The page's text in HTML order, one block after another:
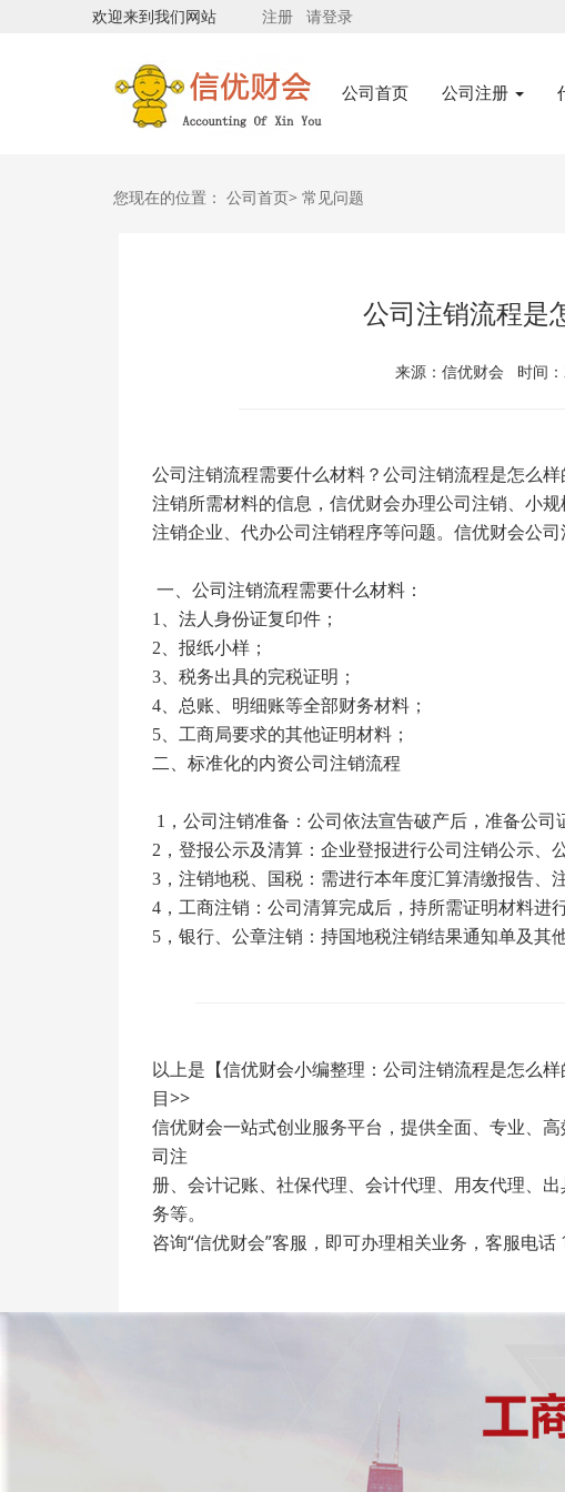
欢迎来到我们网站 注册 请登录
公司首页 公司注册
您现在的位置： 公司首页> 常见问题
公司注销流程是
来源：信优财会 时间
公司注销流程需要什么材料？公司注销流程是怎么
注销所需材料的信息，信优财会办理公司注销、小
注销企业、代办公司注销程序等问题。信优财会公司
一、公司注销流程需要什么材料：
1
、法人身份证复印件；
2 、报纸小样；
3 、税务出具的完税证明；
4 、总账、明细账等全部财务材料；
5 、工商局要求的其他证明材料；
二、标准化的内资公司注销流程
1 ，公司注销准备：公司依法宣告破产后，准备公司
2 ，登报公示及清算：企业登报进行公司注销公示、
3 ，注销地税、国税：需进行本年度汇算清缴报告、
4 ，工商注销：公司清算完成后，持所需证明材料进
5 ，银行、公章注销：持国地税注销结果通知单及其
以上是【信优财会小编整理：公司注销流程是怎么
目>>
信优财会一站式创业服务平台，提供全面、专业、
司注
册、会计记账、社保代理、会计代理、用友代理、
务等。
咨询“信优财会”客服，即可办理相关业务，客服电话